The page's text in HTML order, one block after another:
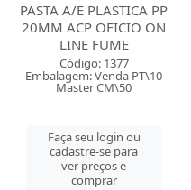
PASTA A/E PLASTICA PP
20MM ACP OFICIO ON
LINE FUME
Código: 1377
Embalagem: Venda PT\10
Master CM\50
Faça seu login ou
cadastre-se para
ver preços e
comprar